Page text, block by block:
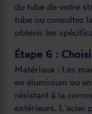
du tube de votre
tube ou consultez
obtenir les
Étape 6 :
Matériaux : Les
en aluminium ou
résistant à la
extérieurs. L'acier